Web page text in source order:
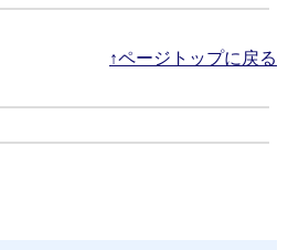
↑ページトップに戻る